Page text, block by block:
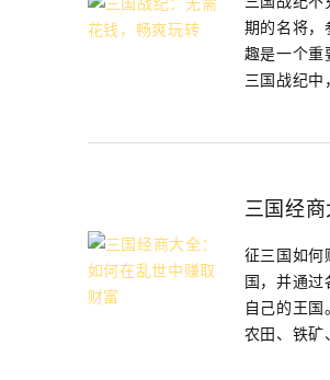
期的名将
趣是一个重
三国战纪
三国经
征三国如
国，并通
自己的王
农田、铁矿